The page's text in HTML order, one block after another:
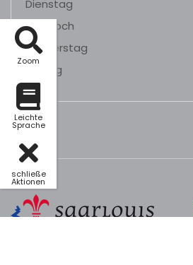
Zoom
Leichte
Sprache
schließe
Aktionen
Dienstag
Mittwoch
Donnerstag
Freitag